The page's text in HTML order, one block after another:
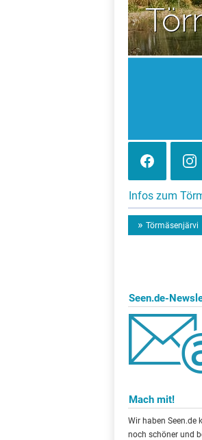
Infos zum
Törmäsenjärvi
Seen.de-
Mach mit!
Wir haben Seen.de
noch schöner und